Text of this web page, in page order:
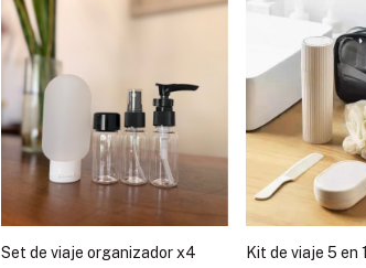
Set de viaje organizador x4 Kit de viaje 5 en 1